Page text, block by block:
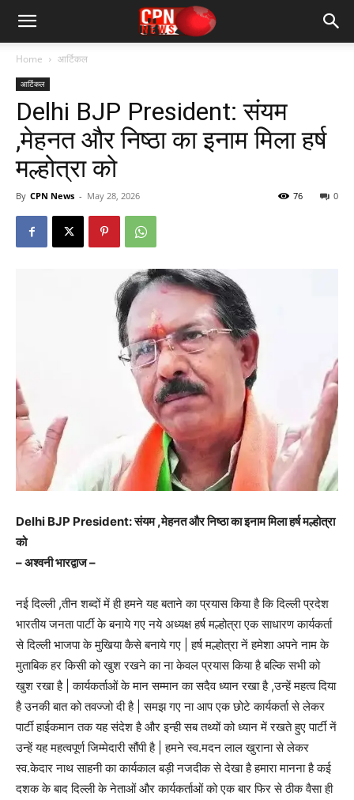
Home आर्टिकल
आर्टिकल
Delhi BJP President: संयम
,मेहनत और निष्ठा का इनाम मिला हर्ष
मल्होत्रा को
By CPN News - May 28, 2026 0
76
Delhi BJP President: संयम ,मेहनत और निष्ठा का इनाम मिला हर्ष मल्होत्रा
को
– अश्वनी भारद्वाज –
नई दिल्ली ,तीन शब्दों में ही हमने यह बताने का प्रयास किया है कि दिल्ली प्रदेश
भारतीय जनता पार्टी के बनाये गए नये अध्यक्ष हर्ष मल्होत्रा एक साधारण कार्यकर्ता
से दिल्ली भाजपा के मुखिया कैसे बनाये गए | हर्ष मल्होत्रा नें हमेशा अपने नाम के
मुताबिक हर किसी को खुश रखने का ना केवल प्रयास किया है बल्कि सभी को
खुश रखा है | कार्यकर्ताओं के मान सम्मान का सदैव ध्यान रखा है ,उन्हें महत्व दिया
है उनकी बात को तवज्जो दी है | समझ गए ना आप एक छोटे कार्यकर्ता से लेकर
पार्टी हाईकमान तक यह संदेश है और इन्ही सब तथ्यों को ध्यान में रखते हुए पार्टी नें
उन्हें यह महत्वपूर्ण जिम्मेदारी सौंपी है | हमने स्व.मदन लाल खुराना से लेकर
स्व.केदार नाथ साहनी का कार्यकाल बड़ी नजदीक से देखा है हमारा मानना है कई
दशक के बाद दिल्ली के नेताओं और कार्यकर्ताओं को एक बार फिर से ठीक वैसा ही